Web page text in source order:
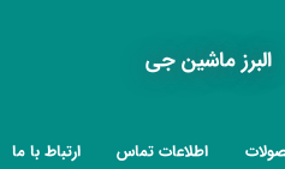
البرز ماشین جی
اطلاعات تماس ارتباط با ما